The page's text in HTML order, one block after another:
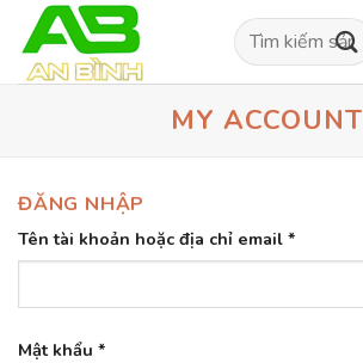
content
Tìm
kiếm:
MY ACCOUNT
ĐĂNG NHẬP
Tên tài khoản hoặc địa chỉ email *
Mật khẩu *